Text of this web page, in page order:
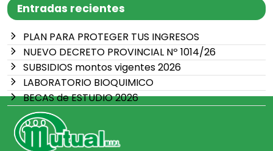
Entradas recientes
PLAN PARA PROTEGER TUS INGRESOS
NUEVO DECRETO PROVINCIAL Nº 1014/26
SUBSIDIOS montos vigentes 2026
LABORATORIO BIOQUIMICO
BECAS de ESTUDIO 2026